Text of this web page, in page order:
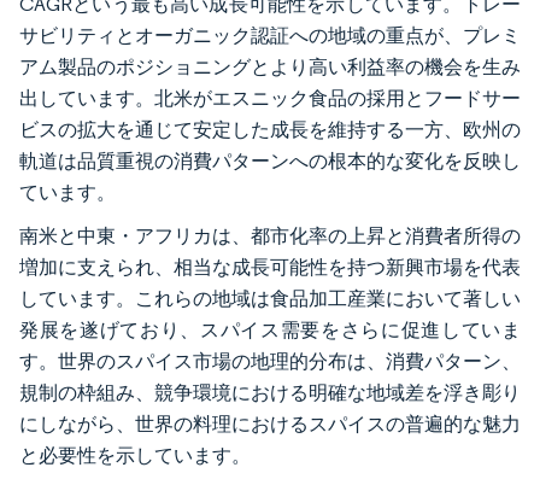
サビリティとオーガニック認証への地域の重点が、プレミ
アム製品のポジショニングとより高い利益率の機会を生み
出しています。北米がエスニック食品の採用とフードサー
ビスの拡大を通じて安定した成長を維持する一方、欧州の
軌道は品質重視の消費パターンへの根本的な変化を反映し
ています。
南米と中東・アフリカは、都市化率の上昇と消費者所得の
増加に支えられ、相当な成長可能性を持つ新興市場を代表
しています。これらの地域は食品加工産業において著しい
発展を遂げており、スパイス需要をさらに促進していま
す。世界のスパイス市場の地理的分布は、消費パターン、
規制の枠組み、競争環境における明確な地域差を浮き彫り
にしながら、世界の料理におけるスパイスの普遍的な魅力
と必要性を示しています。